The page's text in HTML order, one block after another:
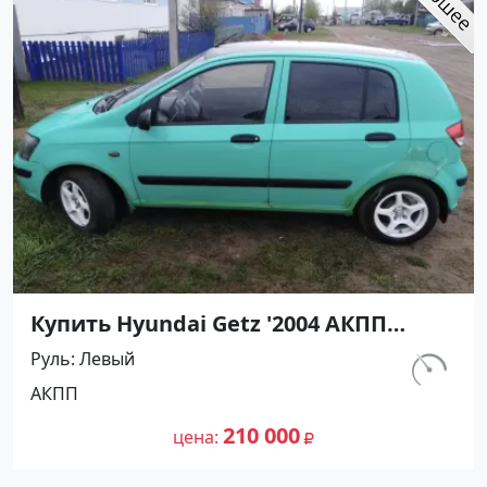
Купить Hyundai Getz '2004 АКПП
(1300/82 л.с.) Бензин инжектор
Крымск цвет Зеленый Хетчбэк по
цене 210000 рублей, объявление
№27348 на сайте Авторынок23
Руль Левый
АКПП
цена 210 000